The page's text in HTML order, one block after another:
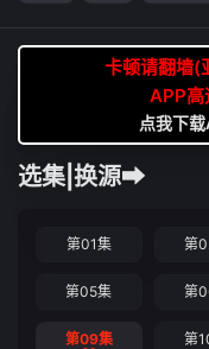
卡顿请翻墙(
APP高
点我下
选集|换源➡
第01集 第
第05集 第
第09集 第